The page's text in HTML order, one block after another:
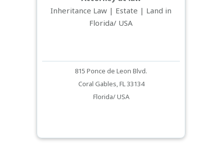
Inheritance Law | Estate | Land in
Florida/ USA
815 Ponce de Leon Blvd.
Coral Gables, FL 33134
Florida/ USA